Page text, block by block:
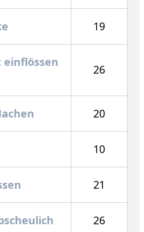
19
einflössen
26
20
10
21
26